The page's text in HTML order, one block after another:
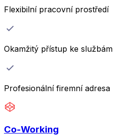
Flexibilní pracovní prostředí
Okamžitý přístup ke službám
Profesionální firemní adresa
Co-Working